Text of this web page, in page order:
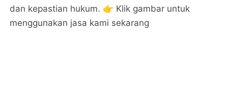
dan kepastian hukum. 👉 Klik gambar untuk
menggunakan jasa kami sekarang